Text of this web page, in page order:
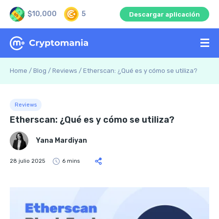
$10,000 5 Descargar aplicación
Home / Blog / Reviews / Etherscan: ¿Qué es y cómo se utiliza?
Reviews
Etherscan: ¿Qué es y cómo se utiliza?
Yana Mardiyan
28 julio 2025 6 mins